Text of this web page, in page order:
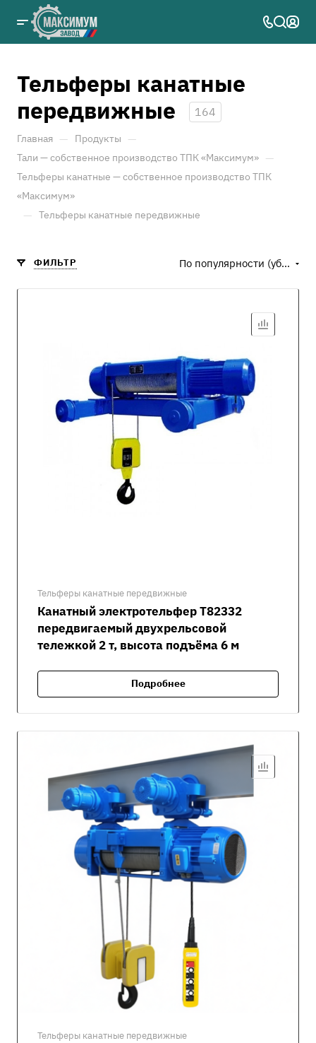
Тельферы канатные
передвижные
164
Главная — Продукты —
Тали — собственное производство ТПК «Максимум» —
Тельферы канатные — собственное производство ТПК
«Максимум»
— Тельферы канатные передвижные
ФИЛЬТР По популярности (убывание)
Тельферы канатные передвижные
Канатный электротельфер Т82332
передвигаемый двухрельсовой
тележкой 2 т, высота подъёма 6 м
Подробнее
Тельферы канатные передвижные